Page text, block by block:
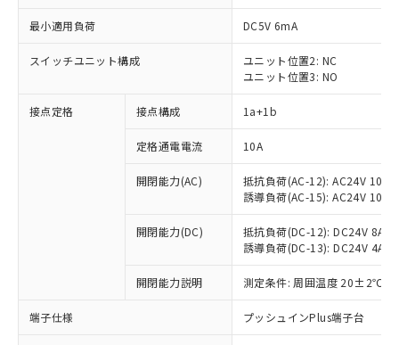
最小適用負荷 DC5V 6mA
スイッチユニット構成
ユニット位置2: NC
ユニット位置3: NO
接点定格 接点構成 1a+1b
定格通電電流 10A
開閉能力(AC)
抵抗負荷(AC-12): AC24V 10A/
誘導負荷(AC-15): AC24V
開閉能力(DC)
抵抗負荷(DC-12): DC24V 8A/
誘導負荷(DC-13): DC24V 4A/
開閉能力説明 測定条件: 周囲温度 20±2℃、
端子仕様 プッシュインPlus端子台
対応済み：EU RoHS指令（10物質）の
非含有に対応した製品が提供可能な商品で